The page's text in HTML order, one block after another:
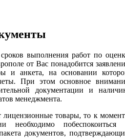
выполнения работ по
от Вас понадобится
и анкета, на основании
При этом основное
документации и
менеджмента.
лицензионные товары, то к
необходимо побеспокоиться
документов,